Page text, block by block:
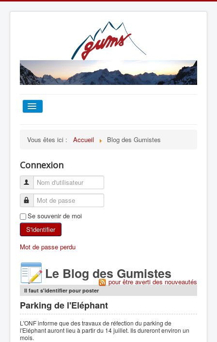
ESCALADE
ALPINISME
SKI DE RANDONNÉE
RANDONNÉE PÉDESTRE
RANDONNÉE SPORTIVE
Vous êtes ici : Accueil Blog des Gumistes
Connexion
Se souvenir de moi
S'identifier
Mot de passe perdu
Le Blog des Gumistes
pour être averti des nouveautés
Il faut s'identifier pour poster
Parking de l'Eléphant
L'ONF informe que des travaux de réfection du parking de
l'Eléphant auront lieu à partir du 14 juillet. Ils dureront environ un
mois.